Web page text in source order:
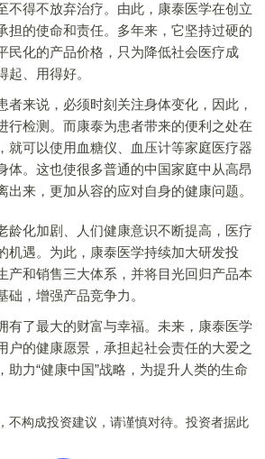
不得不放弃治疗。由此，康泰医学在创立
担的使命和责任。多年来，它坚持过硬的
民化的产品价格，只为降低社会医疗成
起、用得好。
来说，必须时刻关注身体变化，因此，
行检测。而康泰为患者带来的便利之处在
就可以使用血糖仪、血压计等家庭医疗器
体。这也使很多普通的中国家庭中从高昂
出来，更加从容的应对自身的健康问题。
化加剧、人们健康意识不断提高，医疗
机遇。为此，康泰医学持续加大研发投
产和销售三大体系，并将目光回归产品本
，增强产品竞争力。
了最大的财富与幸福。未来，康泰医学
户的健康愿景，承担起社会责任的大爱之
助力“健康中国”战略，为提升人类的生命
构成投资建议，请谨慎对待。投资者据此